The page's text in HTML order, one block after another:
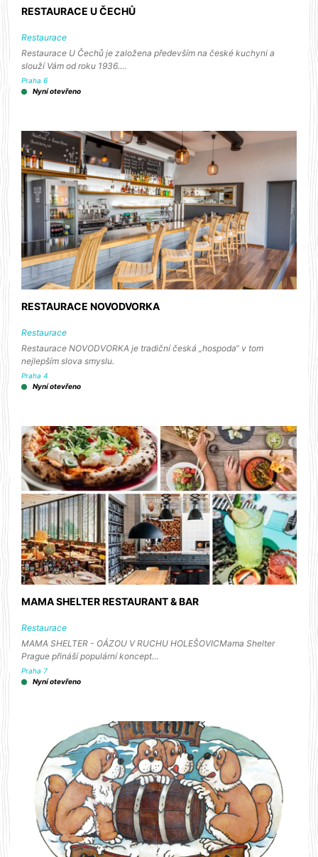
RESTAURACE U ČECHŮ
Restaurace
Restaurace U Čechů je založena především na české kuchyni a
slouží Vám od roku 1936.…
Praha 6
Nyní otevřeno
RESTAURACE NOVODVORKA
Restaurace
Restaurace NOVODVORKA je tradiční česká „hospoda“ v tom
nejlepším slova smyslu.
Praha 4
Nyní otevřeno
MAMA SHELTER RESTAURANT & BAR
Restaurace
MAMA SHELTER - OÁZOU V RUCHU HOLEŠOVICMama Shelter
Prague přináší populární koncept…
Praha 7
Nyní otevřeno